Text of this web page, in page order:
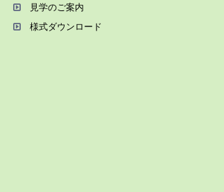
⾒学のご案内
様式ダウンロード